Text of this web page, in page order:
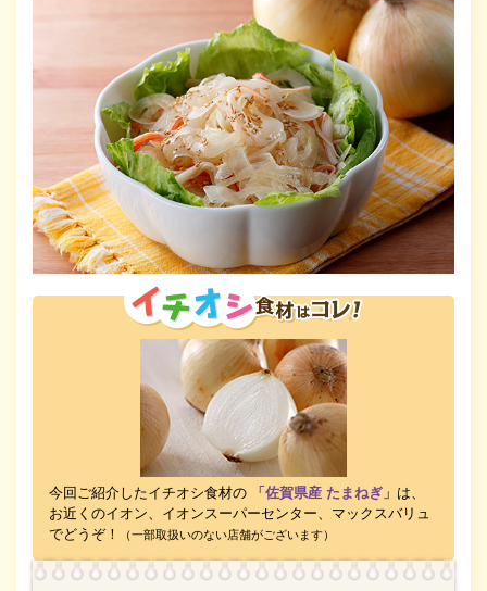
今回ご紹介したイチオシ食材の 「佐賀県産 たまねぎ」 は、
お近くのイオン、イオンスーパーセンター、マックスバリュ
でどうぞ！
（一部取扱いのない店舗がございます）